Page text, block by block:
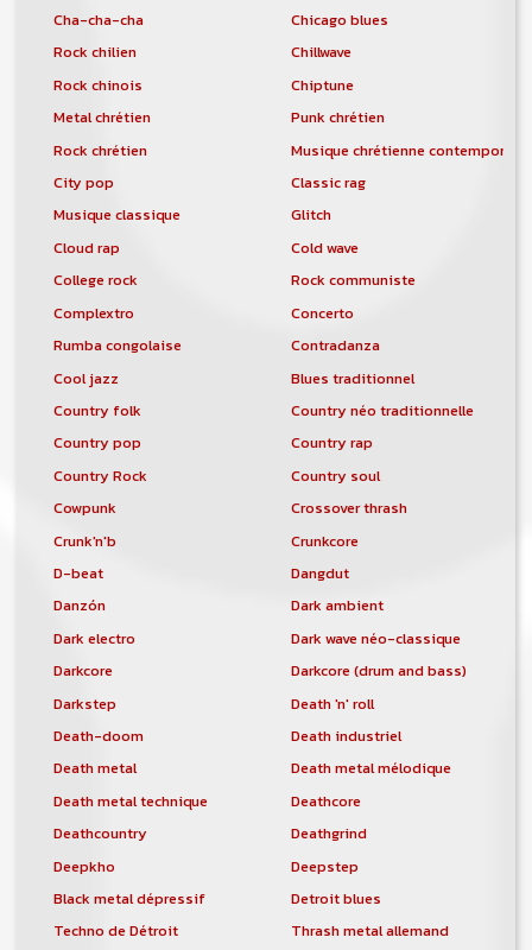
Cha-cha-cha
Chicago blues
Rock chilien
Chillwave
Rock chinois
Chiptune
Metal chrétien
Punk chrétien
Rock chrétien
Musique chrétienne
City pop
Classic rag
Musique classique
Glitch
Cloud rap
Cold wave
College rock
Rock communiste
Complextro
Concerto
Rumba congolaise
Contradanza
Cool jazz
Blues traditionnel
Country folk
Country néo traditionnelle
Country pop
Country rap
Country Rock
Country soul
Cowpunk
Crossover thrash
Crunk'n'b
Crunkcore
D-beat
Dangdut
Danzón
Dark ambient
Dark electro
Dark wave néo-classique
Darkcore
Darkcore (drum and bass)
Darkstep
Death 'n' roll
Death-doom
Death industriel
Death metal
Death metal mélodique
Death metal technique
Deathcore
Deathcountry
Deathgrind
Deepkho
Deepstep
Black metal dépressif
Detroit blues
Techno de Détroit
Thrash metal allemand